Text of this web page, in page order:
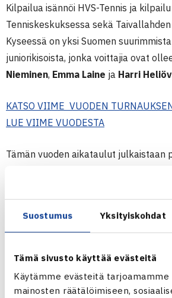
Suostumus Yksityiskohdat
Tämä sivusto käyttää evästeitä
Käytämme evästeitä tarjoamamme
mainosten räätälöimiseen,
Kilpailua isännöi HVS-Tennis ja
Tenniskeskuksessa sekä
Kyseessä on yksi Suomen
juniorikisoista, jonka voittajia ovat
Nieminen, Emma Laine ja Harri
KATSO VIIME VUODEN
LUE VIIME VUODESTA
Tämän vuoden aikataulut julkaistaan